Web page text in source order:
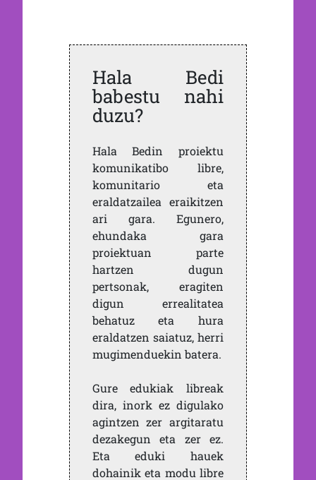
Hala Bedi
babestu nahi
duzu?
Hala Bedin proiektu
komunikatibo libre,
komunitario eta
eraldatzailea eraikitzen
ari gara. Egunero,
ehundaka gara
proiektuan parte
hartzen dugun
pertsonak, eragiten
digun errealitatea
behatuz eta hura
eraldatzen saiatuz, herri
mugimenduekin batera.
Gure edukiak libreak
dira, inork ez digulako
agintzen zer argitaratu
dezakegun eta zer ez.
Eta eduki hauek
dohainik eta modu libre